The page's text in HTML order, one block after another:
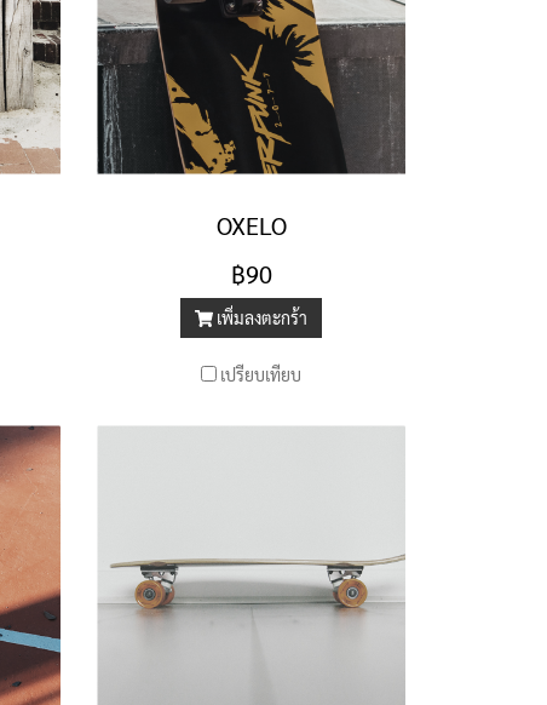
OXELO
฿90
เพิ่มลงตะกร้า
เปรียบเทียบ